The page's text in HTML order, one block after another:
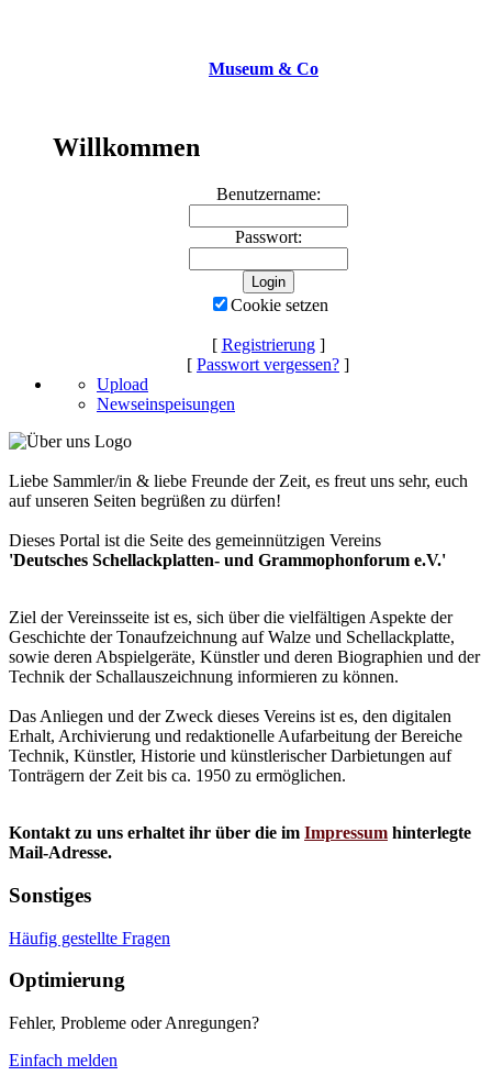
Museum & Co
Willkommen
Benutzername:
Passwort:
Cookie setzen
[ Registrierung]
[ Passwort vergessen? ]
Upload
Newseinspeisungen
Liebe Sammler/in & liebe Freunde der Zeit, es freut uns sehr, euch
auf unseren Seiten begrüßen zu dürfen!
Dieses Portal ist die Seite des gemeinnützigen Vereins
'Deutsches Schellackplatten- und Grammophonforum e.V.'
Ziel der Vereinsseite ist es, sich über die vielfältigen Aspekte der
Geschichte der Tonaufzeichnung auf Walze und Schellackplatte,
sowie deren Abspielgeräte, Künstler und deren Biographien und der
Technik der Schallauszeichnung informieren zu können.
Das Anliegen und der Zweck dieses Vereins ist es, den digitalen
Erhalt, Archivierung und redaktionelle Aufarbeitung der Bereiche
Technik, Künstler, Historie und künstlerischer Darbietungen auf
Tonträgern der Zeit bis ca. 1950 zu ermöglichen.
Kontakt zu uns erhaltet ihr über die im Impressum hinterlegte
Mail-Adresse.
Sonstiges
Häufig gestellte Fragen
Optimierung
Fehler, Probleme oder Anregungen?
Einfach melden